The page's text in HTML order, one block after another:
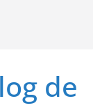
de